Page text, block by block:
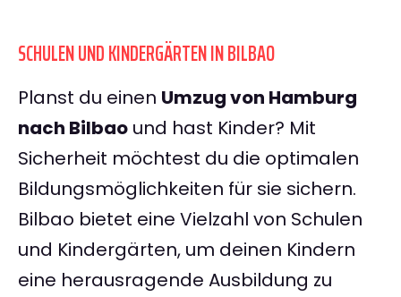
SCHULEN UND KINDERGÄRTEN IN BILBAO
Planst du einen Umzug von Hamburg
nach Bilbao und hast Kinder? Mit
Sicherheit möchtest du die optimalen
Bildungsmöglichkeiten für sie sichern.
Bilbao bietet eine Vielzahl von Schulen
und Kindergärten, um deinen Kindern
eine herausragende Ausbildung zu